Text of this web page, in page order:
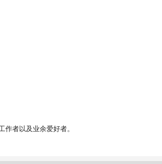
作者以及业余爱好者。